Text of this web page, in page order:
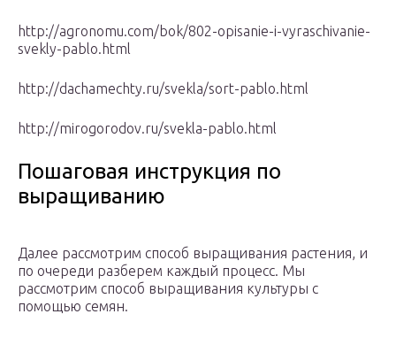
http://agronomu.com/bok/802-opisanie-i-vyraschivanie-
svekly-pablo.html
http://dachamechty.ru/svekla/sort-pablo.html
http://mirogorodov.ru/svekla-pablo.html
Пошаговая инструкция по
выращиванию
Далее рассмотрим способ выращивания растения, и
по очереди разберем каждый процесс. Мы
рассмотрим способ выращивания культуры с
помощью семян.